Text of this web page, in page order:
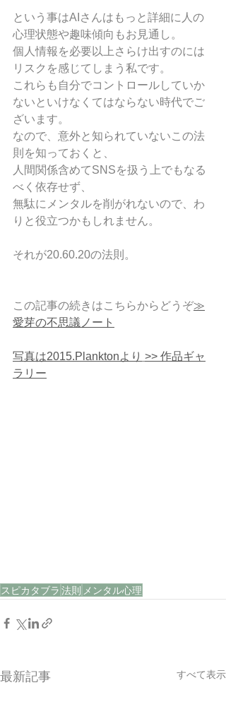
という事はAIさんはもっと詳細に人の
心理状態や趣味傾向もお見通し。
個人情報を必要以上さらけ出すのには
リスクを感じてしまう私です。
これらも自分でコントロールしていか
ないといけなくてはならない時代でご
ざいます。
なので、意外と知られていないこの法
則を知っておくと、
人間関係含めてSNSを扱う上でもなる
べく依存せず、
無駄にメンタルを削がれないので、わ
りと役立つかもしれません。
それが20.60.20の法則。
この記事の続きはこちらからどうぞ≫
愛芽の不思議ノート
写真は2015.Planktonより >> 作品ギャ
ラリー
スピカタブラ 法則 メンタル心理
最新記事 すべて表示